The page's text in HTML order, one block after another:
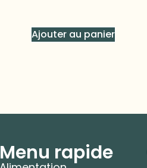
Ajouter au panier
Menu rapide